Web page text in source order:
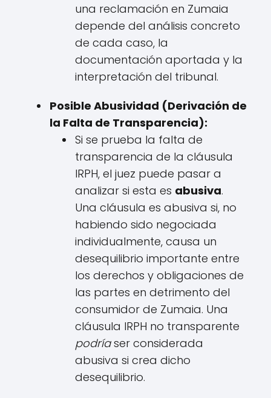
una reclamación en Zumaia
depende del análisis concreto
de cada caso, la
documentación aportada y la
interpretación del tribunal.
Posible Abusividad (Derivación de
la Falta de Transparencia):
Si se prueba la falta de
transparencia de la cláusula
IRPH, el juez puede pasar a
analizar si esta es abusiva.
Una cláusula es abusiva si, no
habiendo sido negociada
individualmente, causa un
desequilibrio importante entre
los derechos y obligaciones de
las partes en detrimento del
consumidor de Zumaia. Una
cláusula IRPH no transparente
podríaser considerada
abusiva si crea dicho
desequilibrio.